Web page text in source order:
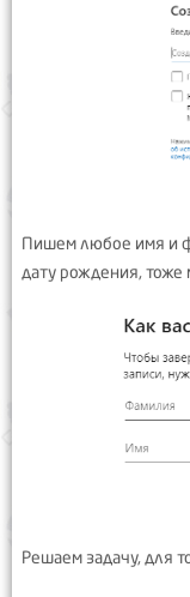
Пишем любое имя и
дату рождения, тоже
Решаем задачу, для